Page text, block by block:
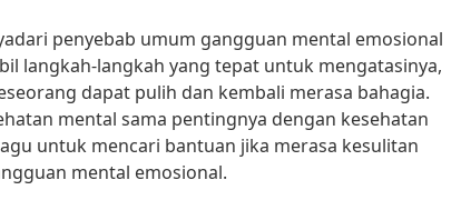
penyebab umum gangguan mental emosional
langkah-langkah yang tepat untuk mengatasinya,
dapat pulih dan kembali merasa bahagia.
mental sama pentingnya dengan kesehatan
untuk mencari bantuan jika merasa kesulitan
mental emosional.